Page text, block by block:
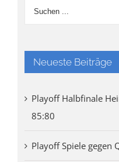
Neueste Beiträge
Playoff Halbfinale
85:80
Playoff Spiele gegen